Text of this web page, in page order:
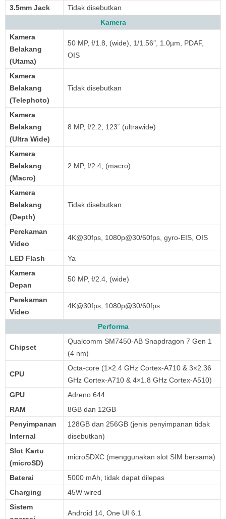
3.5mm Jack
Tidak disebutkan
Kamera
Kamera
Belakang
(Utama)
50 MP, f/1.8, (wide), 1/1.56″, 1.0µm, PDAF,
OIS
Kamera
Belakang
(Telephoto)
Tidak disebutkan
Kamera
Belakang
(Ultra Wide)
8 MP, f/2.2, 123˚ (ultrawide)
Kamera
Belakang
(Macro)
2 MP, f/2.4, (macro)
Kamera
Belakang
(Depth)
Tidak disebutkan
Perekaman
Video
4K@30fps, 1080p@30/60fps, gyro-EIS, OIS
LED Flash
Ya
Kamera
Depan
50 MP, f/2.4, (wide)
Perekaman
Video
4K@30fps, 1080p@30/60fps
Performa
Chipset
Qualcomm SM7450-AB Snapdragon 7 Gen 1
(4 nm)
CPU
Octa-core (1×2.4 GHz Cortex-A710 & 3×2.36
GHz Cortex-A710 & 4×1.8 GHz Cortex-A510)
GPU
Adreno 644
RAM
8GB dan 12GB
Penyimpanan
Internal
128GB dan 256GB (jenis penyimpanan tidak
disebutkan)
Slot Kartu
(microSD)
microSDXC (menggunakan slot SIM bersama)
Baterai
5000 mAh, tidak dapat dilepas
Charging
45W wired
Sistem
Android 14, One UI 6.1